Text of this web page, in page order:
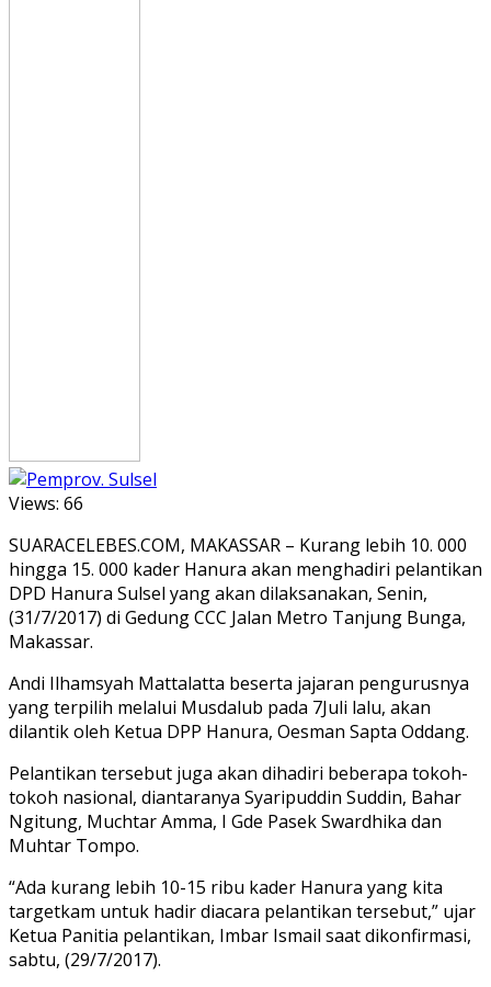
Views: 66
SUARACELEBES.COM, MAKASSAR – Kurang lebih 10. 000
hingga 15. 000 kader Hanura akan menghadiri pelantikan
DPD Hanura Sulsel yang akan dilaksanakan, Senin,
(31/7/2017) di Gedung CCC Jalan Metro Tanjung Bunga,
Makassar.
Andi Ilhamsyah Mattalatta beserta jajaran pengurusnya
yang terpilih melalui Musdalub pada 7Juli lalu, akan
dilantik oleh Ketua DPP Hanura, Oesman Sapta Oddang.
Pelantikan tersebut juga akan dihadiri beberapa tokoh-
tokoh nasional, diantaranya Syaripuddin Suddin, Bahar
Ngitung, Muchtar Amma, I Gde Pasek Swardhika dan
Muhtar Tompo.
“Ada kurang lebih 10-15 ribu kader Hanura yang kita
targetkam untuk hadir diacara pelantikan tersebut,” ujar
Ketua Panitia pelantikan, Imbar Ismail saat dikonfirmasi,
sabtu, (29/7/2017).